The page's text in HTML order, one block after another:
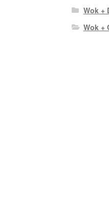
Wok +
Wok +